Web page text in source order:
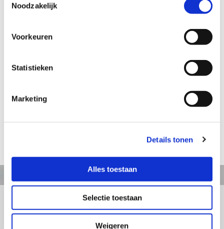
Noodzakelijk
Voorkeuren
Statistieken
Marketing
Details tonen
Alles toestaan
Selectie toestaan
Weigeren
€ 18,90
Aanvraag informatie / bestellen
Artikelnummer: TT284
+31413363164